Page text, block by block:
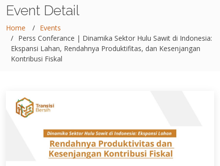
Event Detail
Home
Events
Perss Conferance | Dinamika Sektor Hulu Sawit di Indonesia:
Ekspansi Lahan, Rendahnya Produktifitas, dan Kesenjangan
Kontribusi Fiskal